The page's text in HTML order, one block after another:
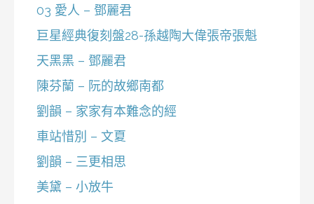
03 愛人 – 鄧麗君
巨星經典復刻盤28-孫越陶大偉張帝張魁
天黑黑 – 鄧麗君
陳芬蘭 – 阮的故鄉南都
劉韻 – 家家有本難念的經
車站惜別 – 文夏
劉韻 – 三更相思
美黛 – 小放牛